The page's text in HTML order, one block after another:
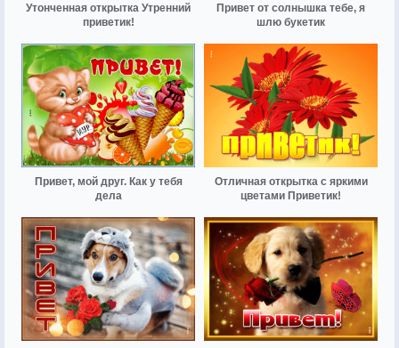
Утонченная открытка Утренний
приветик!
Привет от солнышка тебе, я
шлю букетик
Привет, мой друг. Как у тебя
дела
Отличная открытка с яркими
цветами Приветик!